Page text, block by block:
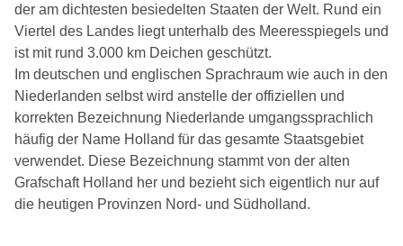
der am dichtesten besiedelten Staaten der Welt. Rund ein
Viertel des Landes liegt unterhalb des Meeresspiegels und
ist mit rund 3.000 km Deichen geschützt.
Im deutschen und englischen Sprachraum wie auch in den
Niederlanden selbst wird anstelle der offiziellen und
korrekten Bezeichnung Niederlande umgangssprachlich
häufig der Name Holland für das gesamte Staatsgebiet
verwendet. Diese Bezeichnung stammt von der alten
Grafschaft Holland her und bezieht sich eigentlich nur auf
die heutigen Provinzen Nord- und Südholland.